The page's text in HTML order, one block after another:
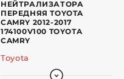
НЕЙТРАЛИЗАТОРА
ПЕРЕДНЯЯ TOYOTA
CAMRY 2012-2017
174100V100 TOYOTA
CAMRY
Toyota